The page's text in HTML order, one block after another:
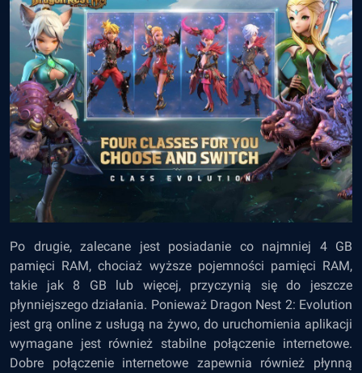
Po drugie, zalecane jest posiadanie co najmniej 4 GB
pamięci RAM, chociaż wyższe pojemności pamięci RAM,
takie jak 8 GB lub więcej, przyczynią się do jeszcze
płynniejszego działania. Ponieważ Dragon Nest 2: Evolution
jest grą online z usługą na żywo, do uruchomienia aplikacji
wymagane jest również stabilne połączenie internetowe.
Dobre połączenie internetowe zapewnia również płynną